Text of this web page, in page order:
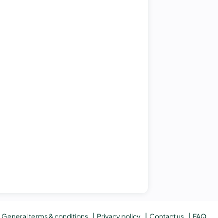
General terms & conditions Privacy policy Contact us FAQ